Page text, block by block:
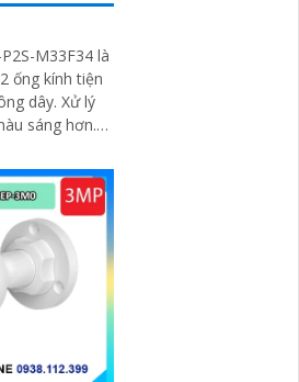
M33F34 là
ống kính tiện
dây. Xử lý
sáng hơn.